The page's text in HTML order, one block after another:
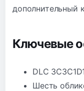
дополнительный
Ключевые
DLC
Шесть